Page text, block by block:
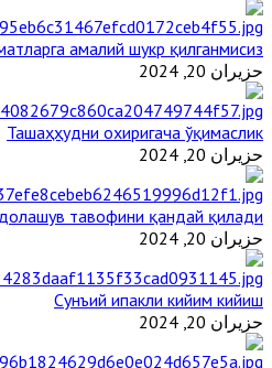
амалий шукр қилганмисиз?
حزيران 20, 2024
Ташаҳҳудни охиригача ўқимаслик
حزيران 20, 2024
тавофини қандай қилади?
حزيران 20, 2024
Сунъий ипакли кийим кийиш
حزيران 20, 2024